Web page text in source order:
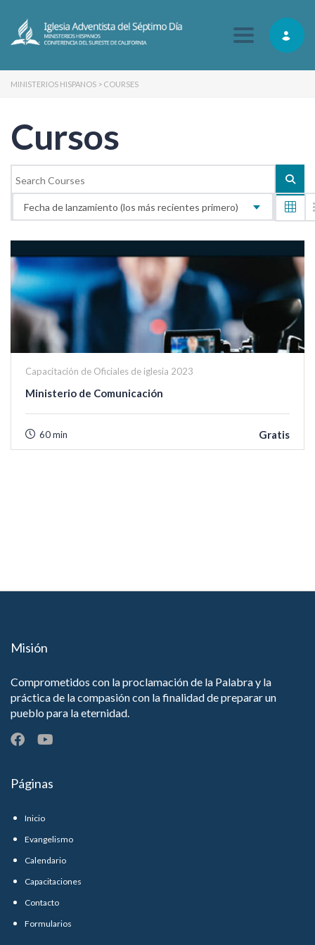
Toggle
MINISTERIOS HISPANOS > COURSES
Cursos
Fecha de lanzamiento (los más recientes primero)
Capacitación de Oficiales de iglesia 2023
Ministerio de Comunicación
60 min Gratis
Misión
Comprometidos con la proclamación de la Palabra y la
práctica de la compasión con la finalidad de preparar un
pueblo para la eternidad.
Páginas
Inicio
Evangelismo
Calendario
Capacitaciones
Contacto
Formularios